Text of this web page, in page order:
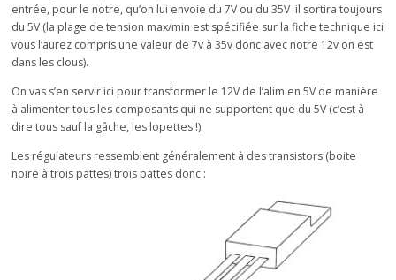
entrée, pour le notre, qu’on lui envoie du 7V ou du 35V il sortira toujours
du 5V (la plage de tension max/min est spécifiée sur la fiche technique ici
vous l’aurez compris une valeur de 7v à 35v donc avec notre 12v on est
dans les clous).
On vas s’en servir ici pour transformer le 12V de l’alim en 5V de manière
à alimenter tous les composants qui ne supportent que du 5V (c’est à
dire tous sauf la gâche, les lopettes !).
Les régulateurs ressemblent généralement à des transistors (boite
noire à trois pattes) trois pattes donc :